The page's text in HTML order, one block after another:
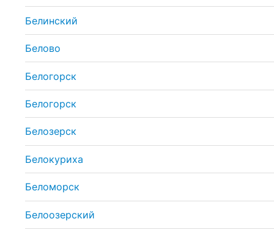
Белинский
Белово
Белогорск
Белогорск
Белозерск
Белокуриха
Беломорск
Белоозерский